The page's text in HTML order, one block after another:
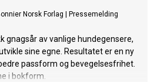
Norsk Forlag Pressemelding
gnagsår av vanlige hundegensere,
sine egne. Resultatet er en ny
passform og bevegelsesfrihet.
i bokform.